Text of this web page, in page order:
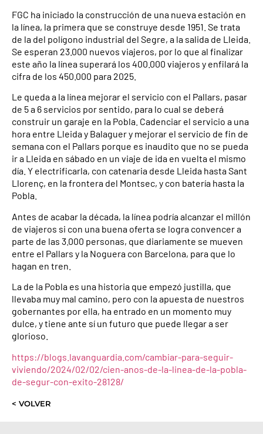
FGC ha iniciado la construcción de una nueva estación en
la línea, la primera que se construye desde 1951. Se trata
de la del polígono industrial del Segre, a la salida de Lleida.
Se esperan 23.000 nuevos viajeros, por lo que al finalizar
este año la línea superará los 400.000 viajeros y enfilará la
cifra de los 450.000 para 2025.
Le queda a la línea mejorar el servicio con el Pallars, pasar
de 5 a 6 servicios por sentido, para lo cual se deberá
construir un garaje en la Pobla. Cadenciar el servicio a una
hora entre Lleida y Balaguer y mejorar el servicio de fin de
semana con el Pallars porque es inaudito que no se pueda
ir a Lleida en sábado en un viaje de ida en vuelta el mismo
día. Y electrificarla, con catenaria desde Lleida hasta Sant
Llorenç, en la frontera del Montsec, y con batería hasta la
Pobla.
Antes de acabar la década, la línea podría alcanzar el millón
de viajeros si con una buena oferta se logra convencer a
parte de las 3.000 personas, que diariamente se mueven
entre el Pallars y la Noguera con Barcelona, para que lo
hagan en tren.
La de la Pobla es una historia que empezó justilla, que
llevaba muy mal camino, pero con la apuesta de nuestros
gobernantes por ella, ha entrado en un momento muy
dulce, y tiene ante sí un futuro que puede llegar a ser
glorioso.
https://blogs.lavanguardia.com/cambiar-para-seguir-
viviendo/2024/02/02/cien-anos-de-la-linea-de-la-pobla-
de-segur-con-exito-28128/
< VOLVER